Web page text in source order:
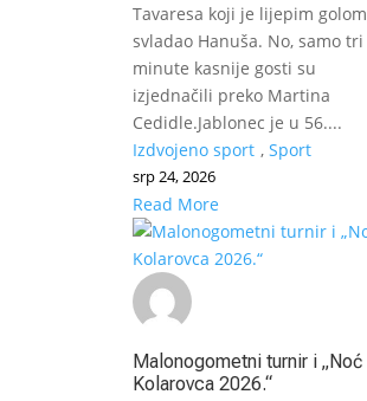
Tavaresa koji je lijepim golom
svladao Hanuša. No, samo tri
minute kasnije gosti su
izjednačili preko Martina
Cedidle.Jablonec je u 56....
Izdvojeno sport , Sport
srp 24, 2026
Read More
Malonogometni turnir i „Noć
Kolarovca 2026.“